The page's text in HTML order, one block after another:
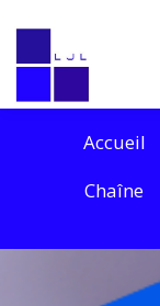
Accueil
Chaîne